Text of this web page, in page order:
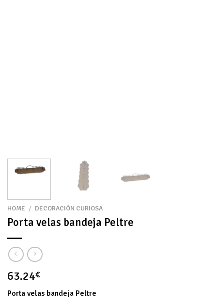
HOME / DECORACIÓN CURIOSA
Porta velas bandeja Peltre
63.24€
Porta velas bandeja Peltre